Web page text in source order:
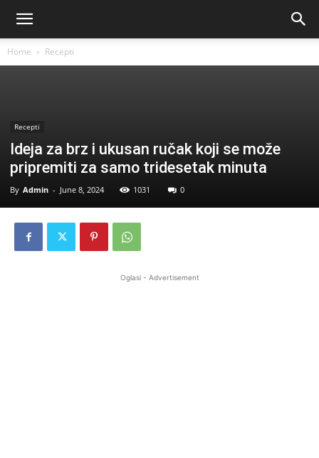
Home Recepti
Recepti
Ideja za brz i ukusan ručak koji se može
pripremiti za samo tridesetak minuta
By Admin - June 8, 2024 1031 0
Oglasi - Advertisement